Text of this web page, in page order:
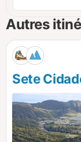
Autres
Sete